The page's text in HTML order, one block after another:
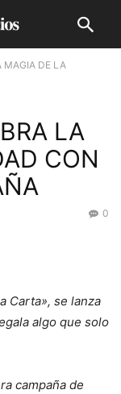
MAGIA DE LA
LA
CON
0
Carta», se lanza
algo que solo
campaña de